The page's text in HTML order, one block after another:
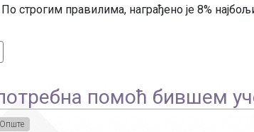
строгим правилима, награђено је 8%
помоћ бившем
Опште